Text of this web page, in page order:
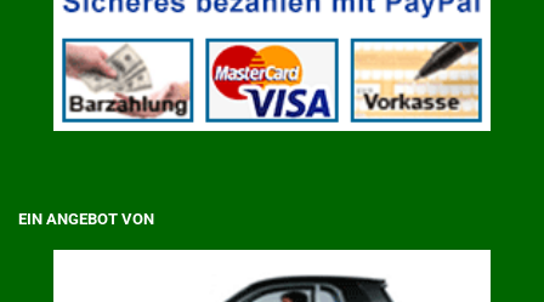
EIN ANGEBOT VON